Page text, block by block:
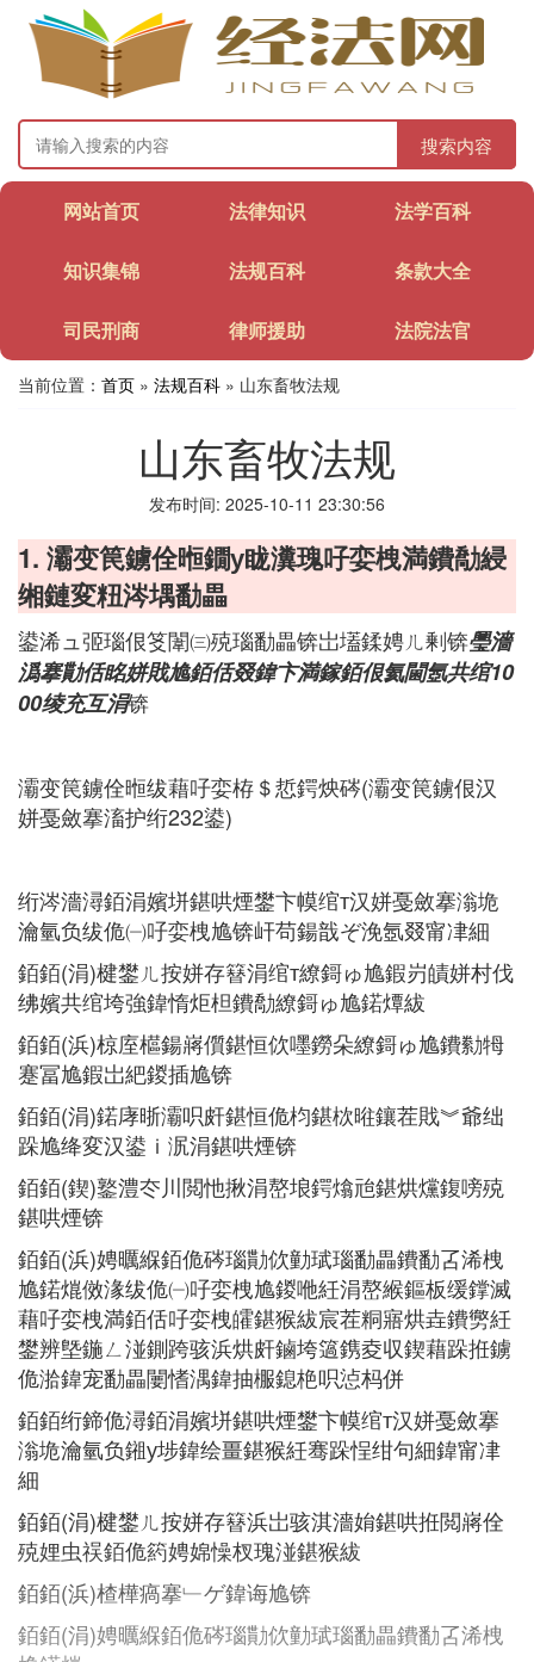
搜索内容
网站首页 法律知识 法学百科
知识集锦 法规百科 条款大全
司民刑商 律师援助 法院法官
当前位置： 首页 » 法规百科 » 山东畜牧法规
山东畜牧法规
发布时间: 2025-10-11 23:30:56
1. 灞变笢鐪佺暅鐗у眬瀵瑰吇娈栧満鐨勪綅
缃鏈変粈涔堣勫畾
鍙浠ュ弬瑙佷笅闈㈢殑瑙勫畾锛岀壒鍒娉ㄦ剰锛璺濇
潙搴勩佸眳姘戝尯銆佸叕鍏卞満鎵銆佷氦閫氬共绾10
00绫充互涓锛
灞变笢鐪佺暅绂藉吇娈栫＄悊鍔炴硶(灞变笢鐪佷汉
姘戞斂搴滀护绗232鍙)
绗涔濇潯銆涓嬪垪鍖哄煙鐢卞幙绾т汉姘戞斂搴滃垝
瀹氫负绂佹㈠吇娈栧尯锛屽苟鍚戠ぞ浼氬叕甯冿細
銆銆(涓)楗鐢ㄦ按姘存簮涓绾т繚鎶ゅ尯鍜岃皟姘村伐
绋嬪共绾垮強鍏惰炬柦鐨勪繚鎶ゅ尯鍩燂紱
銆銆(浜)椋庢櫙鍚嶈儨鍖恒佽嚜鐒朵繚鎶ゅ尯鐨勬牳
蹇冨尯鍜岀紦鍐插尯锛
銆銆(涓)鍩庨晣灞呮皯鍖恒佹枃鍖栨暀鑲茬戝︾爺绌
跺尯绛変汉鍙ｉ泦涓鍖哄煙锛
銆銆(鍥)鐜澧冭川閲忚揪涓嶅埌鍔熻兘鍖烘爣鍑嗙殑
鍖哄煙锛
銆銆(浜)娉曞緥銆佹硶瑙勩佽勭珷瑙勫畾鐨勫叾浠栧
尯鍩熴傚湪绂佹㈠吇娈栧尯鍐咃紝涓嶅緱鏂板缓鐣滅
藉吇娈栧満銆佸吇娈栧皬鍖猴紱宸茬粡寤烘垚鐨勶紝
鐢辨墍鍦ㄥ湴鍘跨骇浜烘皯鏀垮簻鎸夌収鍥藉跺拰鐪
佹湁鍏宠勫畾闄愭湡鍏抽棴鎴栬呮惉杩併
銆銆绗鍗佹潯銆涓嬪垪鍖哄煙鐢卞幙绾т汉姘戞斂搴
滃垝瀹氫负鎺у埗鍏绘畺鍖猴紝骞跺悜绀句細鍏甯冿
細
銆銆(涓)楗鐢ㄦ按姘存簮浜岀骇淇濇姢鍖哄拰閲嶈佺
殑娌虫祦銆佹箹娉婂懆杈瑰湴鍖猴紱
銆銆(浜)楂樺瘑搴﹂ゲ鍏诲尯锛
銆銆(涓)娉曞緥銆佹硶瑙勩佽勭珷瑙勫畾鐨勫叾浠栧